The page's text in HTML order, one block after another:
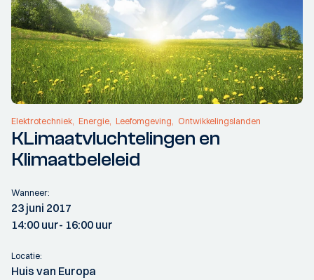
Elektrotechniek Energie Leefomgeving Ontwikkelingslanden
KLimaatvluchtelingen en
Klimaatbeleleid
Wanneer:
23 juni 2017
14:00 uur- 16:00 uur
Locatie:
Huis van Europa